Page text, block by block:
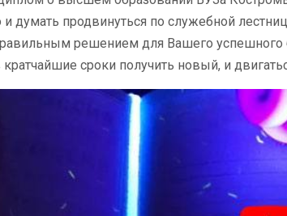
и думать продвинуться по служебной
решением для Вашего
сроки получить новый, и